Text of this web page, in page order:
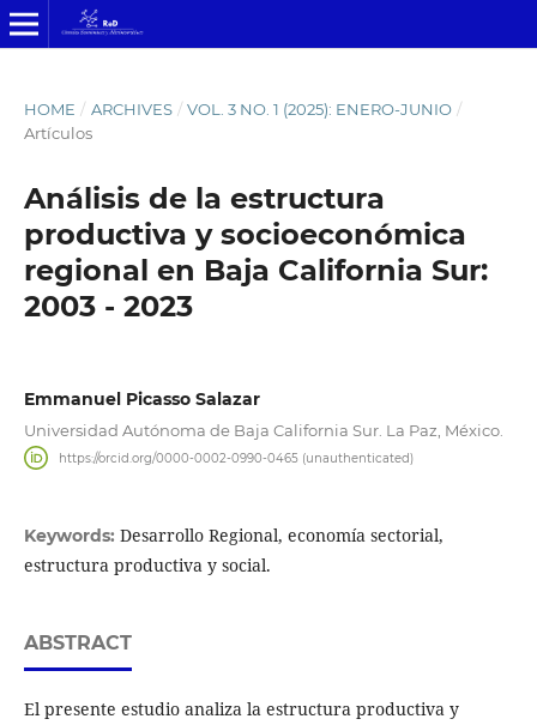
HOME / ARCHIVES / VOL. 3 NO. 1 (2025): ENERO-JUNIO /
Artículos
Análisis de la estructura
productiva y socioeconómica
regional en Baja California Sur:
2003 - 2023
Emmanuel Picasso Salazar
Universidad Autónoma de Baja California Sur. La Paz, México.
https://orcid.org/0000-0002-0990-0465 (unauthenticated)
Keywords: Desarrollo Regional, economía sectorial,
estructura productiva y social.
ABSTRACT
El presente estudio analiza la estructura productiva y